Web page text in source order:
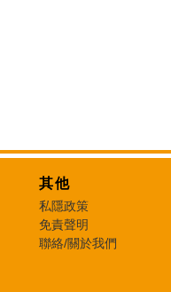
其他
私隱政策
免責聲明
聯絡/關於我們